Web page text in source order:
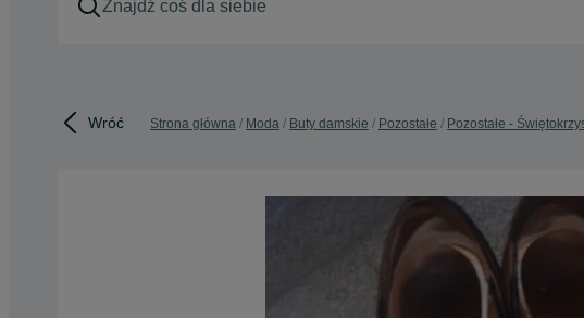
Wróć Strona główna Moda Buty damskie Pozostałe Pozostałe -